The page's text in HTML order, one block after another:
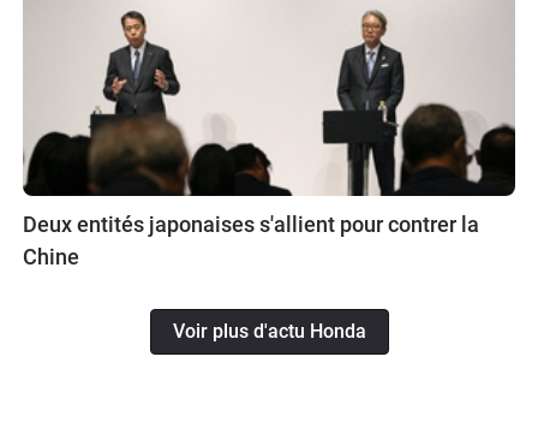
Deux entités japonaises s'allient pour contrer la
Chine
Voir plus d'actu Honda